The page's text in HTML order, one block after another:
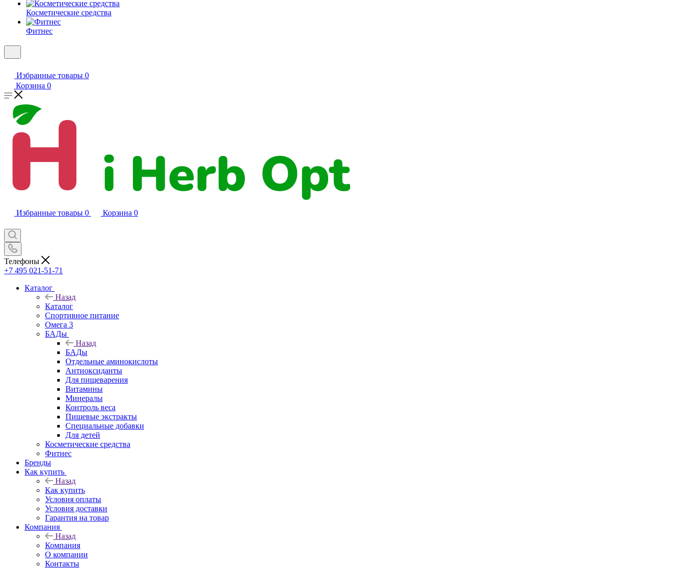
Косметические средства
Фитнес
Избранные товары 0
Корзина 0
Избранные товары 0 Корзина 0
Телефоны
+7 495 021-51-71
Каталог
Назад
Каталог
Спортивное питание
Омега 3
БАДы
Назад
БАДы
Отдельные аминокислоты
Антиоксиданты
Для пищеварения
Витамины
Минералы
Контроль веса
Пищевые экстракты
Специальные добавки
Для детей
Косметические средства
Фитнес
Бренды
Как купить
Назад
Как купить
Условия оплаты
Условия доставки
Гарантия на товар
Компания
Назад
Компания
О компании
Контакты